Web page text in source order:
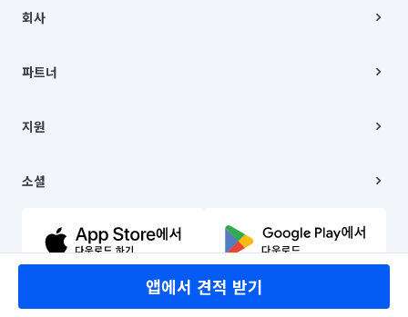
앱에서 견적 받기
00019 |
주소 | 본사: 서울특별시 종로구 율곡로 6(중학동, 트윈트리빌딩) B동 5층
컨택센터 : 서울특별시 종로구 수송동 율곡로 24, 7층, 8층 미소
상품, 상품정보, 거래에 관한 의무와 책임은 거래당사자에게 있습니다.
언론 보도 관련 문의:
© 유한회사 미소. Miso, Inc. All Rights Reserved.
회사
채용
파트너
이사
지원
이용약관
문의하기
소셜
유튜브